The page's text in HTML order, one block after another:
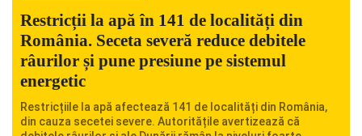
Restricții la apă în 141 de localități din
România. Seceta severă reduce debitele
râurilor și pune presiune pe sistemul
energetic
Restricțiile la apă afectează 141 de localități din România,
din cauza secetei severe. Autoritățile avertizează că